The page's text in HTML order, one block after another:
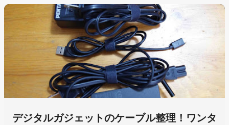
デジタルガジェットのケーブル整理！ワンタ